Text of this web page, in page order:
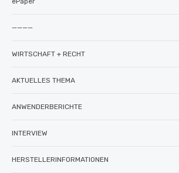
————
WIRTSCHAFT + RECHT
AKTUELLES THEMA
ANWENDERBERICHTE
INTERVIEW
HERSTELLERINFORMATIONEN